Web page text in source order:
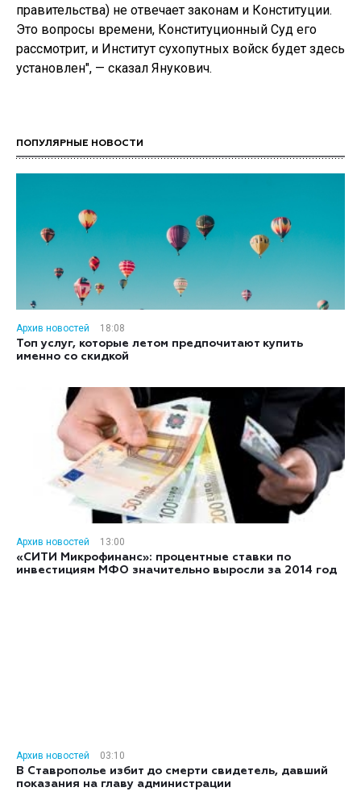
правительства) не отвечает законам и Конституции.
Это вопросы времени, Конституционный Суд его
рассмотрит, и Институт сухопутных войск будет здесь
установлен", — сказал Янукович.
ПОПУЛЯРНЫЕ НОВОСТИ
Архив новостей
18:08
Топ услуг, которые летом предпочитают купить
именно со скидкой
Архив новостей
13:00
«СИТИ Микрофинанс»: процентные ставки по
инвестициям МФО значительно выросли за 2014 год
Архив новостей
03:10
В Ставрополье избит до смерти свидетель, давший
показания на главу администрации